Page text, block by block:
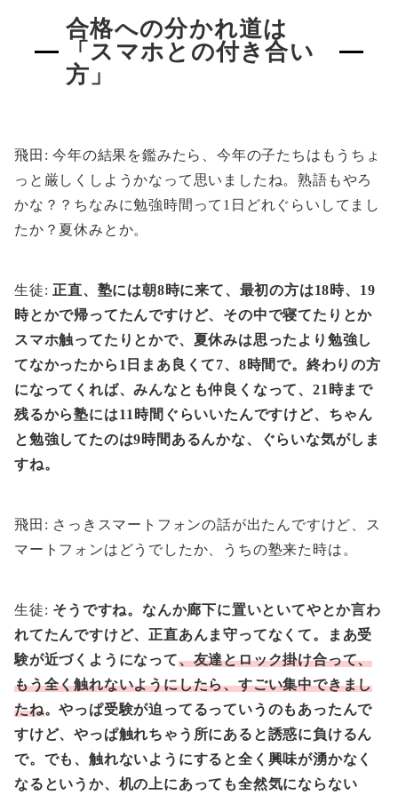
合格への分かれ道は
「スマホとの付き合い
方」
飛田: 今年の結果を鑑みたら、今年の子たちはもうちょ
っと厳しくしようかなって思いましたね。熟語もやろ
かな？？ちなみに勉強時間って1日どれぐらいしてまし
たか？夏休みとか。
生徒: 正直、塾には朝8時に来て、最初の方は18時、19
時とかで帰ってたんですけど、その中で寝てたりとか
スマホ触ってたりとかで、夏休みは思ったより勉強し
てなかったから1日まあ良くて7、8時間で。終わりの方
になってくれば、みんなとも仲良くなって、21時まで
残るから塾には11時間ぐらいいたんですけど、ちゃん
と勉強してたのは9時間あるんかな、ぐらいな気がしま
すね。
飛田: さっきスマートフォンの話が出たんですけど、ス
マートフォンはどうでしたか、うちの塾来た時は。
生徒: そうですね。なんか廊下に置いといてやとか言わ
れてたんですけど、正直あんま守ってなくて。まあ受
験が近づくようになって、友達とロック掛け合って、
もう全く触れないようにしたら、すごい集中できまし
たね。やっぱ受験が迫ってるっていうのもあったんで
すけど、やっぱ触れちゃう所にあると誘惑に負けるん
で。でも、触れないようにすると全く興味が湧かなく
なるというか、机の上にあっても全然気にならない